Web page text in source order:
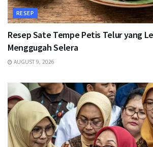
RESEP
Resep Sate Tempe Petis Telur yang
Menggugah Selera
AUGUST 9, 2026